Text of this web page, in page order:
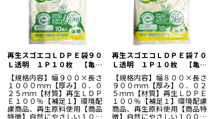
再生スゴエコＬＤＰＥ袋９０
Ｌ透明 １Ｐ１０枚 【亀山
専用】【エ】 １０枚入
【規格内容】幅９００×長さ
１０００ｍｍ【厚み】０．０
２５ｍｍ【材質】再生ＬＤＰ
Ｅ１００％【補足１】環境配
慮商品、再生原料使用【商品
特徴】自然にやさしい１０
再生スゴエコＬＤＰＥ袋７０
Ｌ透明 １Ｐ１０枚 【亀山
専用】【エ】 １０枚入
【規格内容】幅８００×長さ
９００ｍｍ【厚み】０．０２
５ｍｍ【材質】再生ＬＤＰＥ
１００％【補足１】環境配慮
商品、再生原料使用【商品特
徴】自然にやさしい１００％